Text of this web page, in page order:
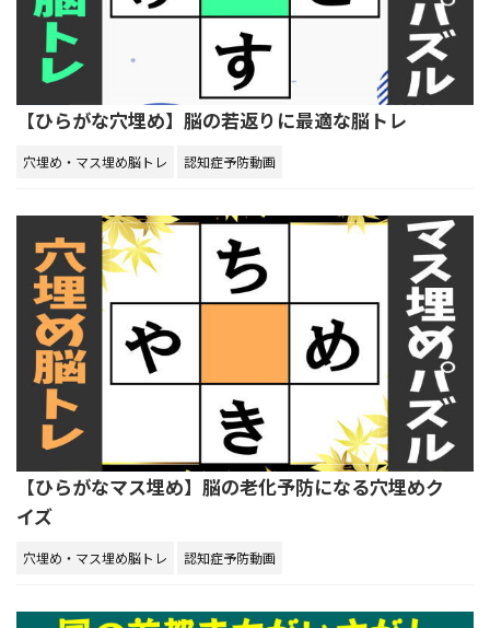
【ひらがな穴埋め】脳の若返りに最適な脳トレ
穴埋め・マス埋め脳トレ 認知症予防動画
【ひらがなマス埋め】脳の老化予防になる穴埋めク
イズ
穴埋め・マス埋め脳トレ 認知症予防動画